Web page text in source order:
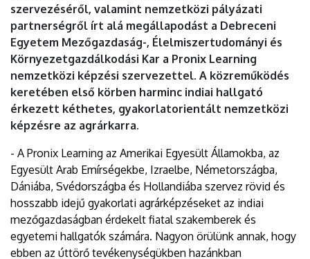
szervezéséről, valamint nemzetközi pályázati
partnerségről írt alá megállapodást a Debreceni
Egyetem Mezőgazdaság-, Élelmiszertudományi és
Környezetgazdálkodási Kar a Pronix Learning
nemzetközi képzési szervezettel. A közreműködés
keretében első körben harminc indiai hallgató
érkezett kéthetes, gyakorlatorientált nemzetközi
képzésre az agrárkarra.
- A Pronix Learning az Amerikai Egyesült Államokba, az
Egyesült Arab Emírségekbe, Izraelbe, Németországba,
Dániába, Svédországba és Hollandiába szervez rövid és
hosszabb idejű gyakorlati agrárképzéseket az indiai
mezőgazdaságban érdekelt fiatal szakemberek és
egyetemi hallgatók számára. Nagyon örülünk annak, hogy
ebben az úttörő tevékenységükben hazánkban